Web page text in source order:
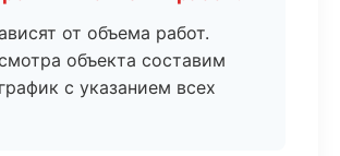
от объема работ.
объекта составим
с указанием всех